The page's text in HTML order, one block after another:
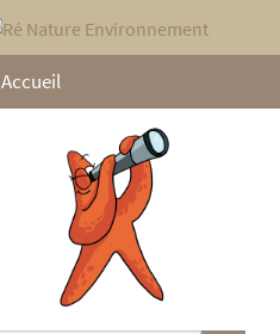
Accueil